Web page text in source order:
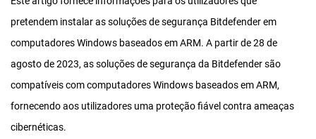
pretendem instalar as soluções de segurança Bitdefender em
computadores Windows baseados em ARM. A partir de 28 de
agosto de 2023, as soluções de segurança da Bitdefender são
compatíveis com computadores Windows baseados em ARM,
fornecendo aos utilizadores uma proteção fiável contra ameaças
cibernéticas.